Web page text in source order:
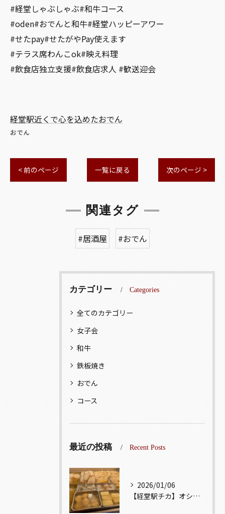
#経堂しゃぶしゃぶ#和牛コース
#oden#おでんと和牛#経堂ハッピーアワー
#せたpay#せたがやPay使えます
#テラス席わんこok#映え料理
#飲食店独立支援#飲食店求人 #歓送迎会
経堂駅近くで心を込めたおでん
おでん
< 前のページ 一覧に戻る 次のページ >
関連タグ
#居酒屋 #おでん
カテゴリー Categories
全てのカテゴリー
女子会
和牛
鉄板焼き
おでん
コース
最近の投稿 Recent Posts
2026/01/06
【経堂駅チカ】オシャレ居酒屋🏮出汁が美味しいおでんがオススメ...